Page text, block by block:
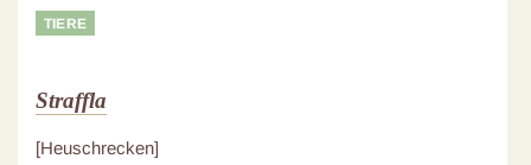
TIERE
Straffla
[Heuschrecken]